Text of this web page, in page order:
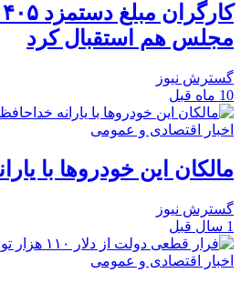
مجلس هم استقبال کرد
گسترش نیوز
10 ماه قبل
اخبار اقتصادی و عمومی
مالکان این خودروها با
گسترش نیوز
1 سال قبل
اخبار اقتصادی و عمومی